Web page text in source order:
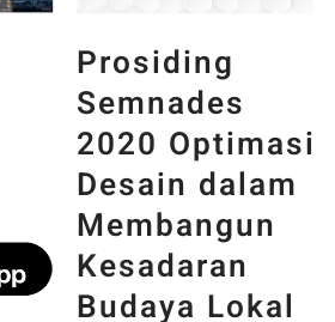
Prosiding
Semnades
2020 Optimasi
Desain dalam
Membangun
Kesadaran
Budaya Lokal